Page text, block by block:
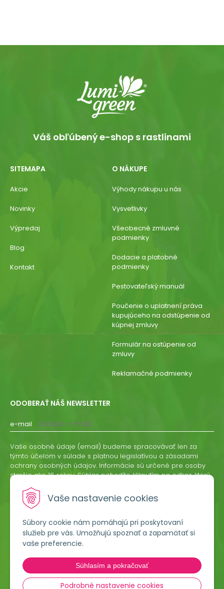
Vaše nastavenie cookies
Súbory cookie nám pomáhajú pri poskytovaní
služieb pre vás. Umožňujú spoznať a zapamätať si
vaše preferencie.
Súhlasím a pokračovať
Podrobné nastavenie cookies
Lumigreen, s.r.o.
Hradská 535
966 54 Tekovské Nemce
Váš obľúbený e-shop s rastlinami
SITEMAPA
Akcie
Novinky
Výpredaj
Blog
Kontakt
O NÁKUPE
Výhody nákupu u nás
Vysvetlivky
Všeobecné zmluvné
podmienky
Dodacie a platobné
podmienky
Pestovateľský manuál
Poučenie o uplatnení práva
kupujúceho na odstúpenie od
kúpnej zmluvy
Formulár na ostúpenie od
zmluvy
Reklamačné podmienky
ODOBERAŤ NÁŠ NEWSLETTER
e-mail
ODOBERAŤ
Vaše osobné údaje (email) budeme spracovávať len za
týmto účelom v súlade s platnou legislatívou a zásadami
ochrany osobných údajov. Informácie sú určené pre osoby
staršie ako 16 rokov. Súhlas potvrdíte kliknutím na odkaz, ktorý
odvolať písomne, emailom alebo kliknutím na odkaz z
ktoréhokoľvek informačného emailu.